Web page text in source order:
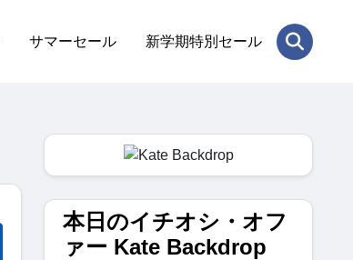
サマーセール 新学期特別セール
本日のイチオシ・オフ
ァー Kate Backdrop